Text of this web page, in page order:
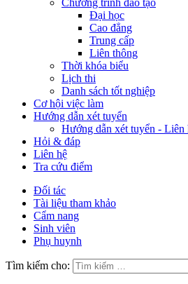
Chương trình đào tạo
Đại học
Cao đẳng
Trung cấp
Liên thông
Thời khóa biểu
Lịch thi
Danh sách tốt nghiệp
Cơ hội việc làm
Hướng dẫn xét tuyển
Hướng dẫn xét tuyển - Liên
Hỏi & đáp
Liên hệ
Tra cứu điểm
Đối tác
Tài liệu tham khảo
Cẩm nang
Sinh viên
Phụ huynh
Tìm kiếm cho: